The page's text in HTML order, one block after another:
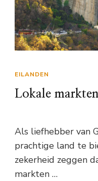
EILANDEN
Lokale
Als liefhebber van
prachtige land te
zekerheid zeggen
markten …